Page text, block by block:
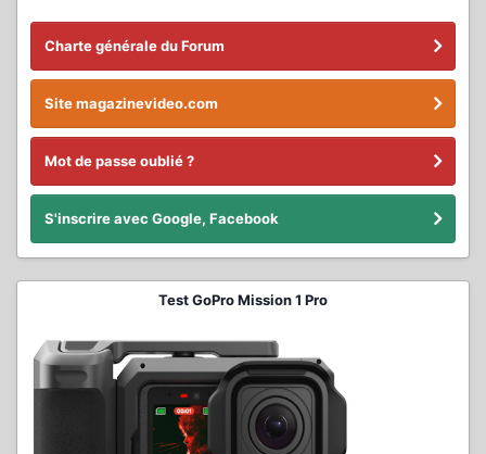
Charte générale du Forum
Site magazinevideo.com
Mot de passe oublié ?
S'inscrire avec Google, Facebook
Test GoPro Mission 1 Pro